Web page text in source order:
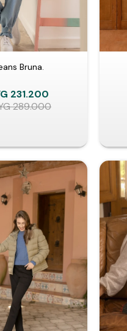
Bruna.
231.200
289.000